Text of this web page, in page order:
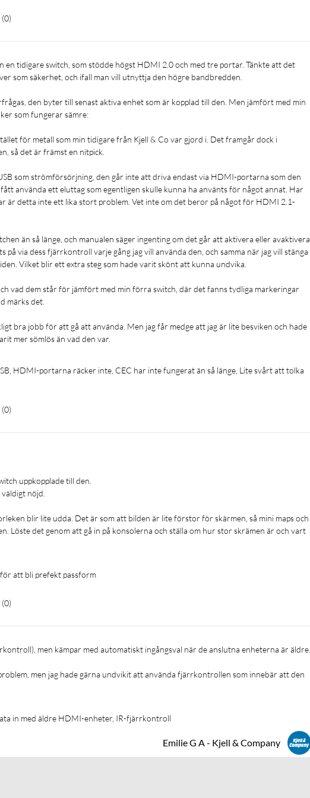
och driver
(0)
som säkerhet, och ifall man vill utnyttja den högre bandbredden.
den byter till senast aktiva enhet som är kopplad till den. Men jämfört med min
som fungerar sämre:
för metall som min tidigare från Kjell & Co var gjord i. Det framgår dock i
så det är främst en nitpick.
som strömförsörjning, den går inte att driva endast via HDMI-portarna som den
använda ett eluttag som egentligen skulle kunna ha använts för något annat. Har
är detta inte ett lika stort problem. Vet inte om det beror på något för HDMI 2.1-
än så länge, och manualen säger ingenting om det går att aktivera eller avaktivera
på via dess fjärrkontroll varje gång jag vill använda den, och samma när jag vill stänga
Vilket blir ett extra steg som hade varit skönt att kunna undvika.
vad dem står för jämfört med min förra switch, där det fanns tydliga markeringar
märks det.
bra jobb för att gå att använda. Men jag får medge att jag är lite besviken och hade
mer sömlös än vad den var.
HDMI-portarna räcker inte, CEC har inte fungerat än så länge, Lite svårt att tolka
(0)
uppkopplade till den.
nöjd.
blir lite udda. Det är som att bilden är lite förstor för skärmen, så mini maps och
Löste det genom att gå in på konsolerna och ställa om hur stor skrämen är och vart
att bli prefekt passform
(0)
men jag hade gärna undvikit att använda fjärrkontrollen som innebär att den
in med äldre HDMI-enheter, IR-fjärrkontroll
Emilie G A - Kjell & Company